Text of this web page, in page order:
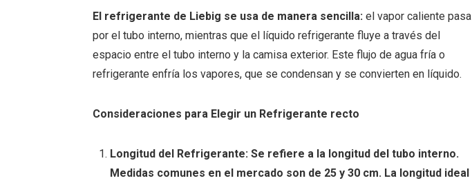
El refrigerante de Liebig se usa de manera sencilla:el vapor caliente pasa
por el tubo interno, mientras que el líquido refrigerante fluye a través del
espacio entre el tubo interno y la camisa exterior. Este flujo de agua fría o
refrigerante enfría los vapores, que se condensan y se convierten en líquido.
Consideraciones para Elegir un Refrigerante recto
Longitud del Refrigerante: Se refiere a la longitud del tubo interno.
Medidas comunes en el mercado son de 25 y 30 cm. La longitud ideal